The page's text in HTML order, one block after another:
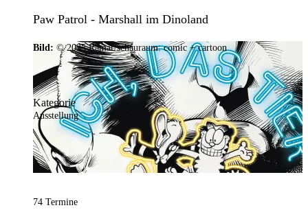
Paw Patrol - Marshall im Dinoland
Bild: © 2025 Ramar/schauraum: comic + cartoon
Kategorie
Ausstellung
74 Termine